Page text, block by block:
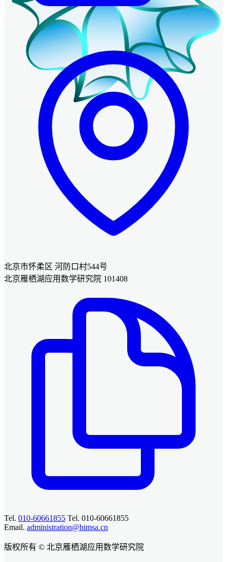
北京市怀柔区 河防口村544号
北京雁栖湖应用数学研究院 101408
Tel. 010-60661855 Tel. 010-60661855
Email. administration@bimsa.cn
版权所有 © 北京雁栖湖应用数学研究院